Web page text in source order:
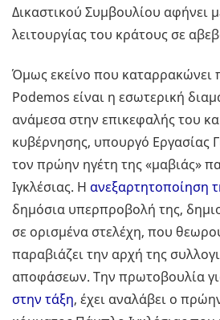
Δικαστικού Συμβουλίου αφήνει
λειτουργίας του κράτους σε
Όμως εκείνο που καταρρακώνει
Podemos είναι η εσωτερική
ανάμεσα στην επικεφαλής του
κυβέρνησης, υπουργό Εργασίας
τον πρώην ηγέτη της «μαβιάς»
Ιγκλέσιας. Η ανεξαρτητοποίηση
δημόσια υπερπροβολή της,
σε ορισμένα στελέχη, που
παραβιάζει την αρχή της
αποφάσεων. Την πρωτοβουλία
στην τάξη, έχει αναλάβει ο